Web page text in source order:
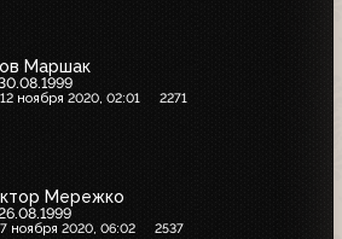
Маршак
12 ноября 2020, 02:01 2271
Мережко
7 ноября 2020, 06:02 2537